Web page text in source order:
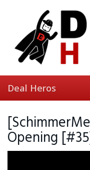
Deal Heros
Opening